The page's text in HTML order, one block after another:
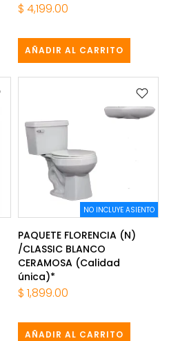
$ 4,199.00
AÑADIR AL CARRITO
NO INCLUYE ASIENTO
PAQUETE FLORENCIA (N)
/CLASSIC BLANCO
CERAMOSA (Calidad
única)*
$ 1,899.00
AÑADIR AL CARRITO